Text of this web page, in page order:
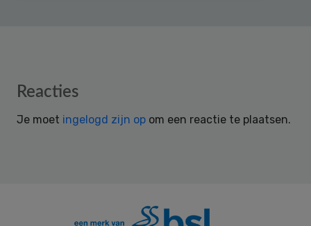
Reader
Reacties
Je moet ingelogd zijn op om een reactie te plaatsen.